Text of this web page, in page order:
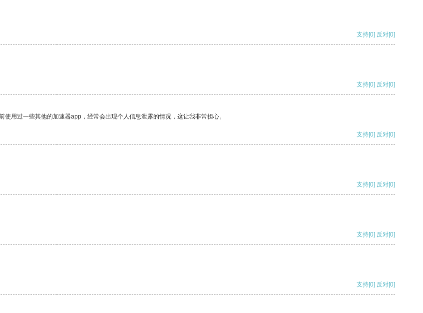
支持[0] 反对[0]
支持[0] 反对[0]
用过一些其他的加速器app，经常会出现个人信息泄露的情况，这让我非常担心。
支持[0] 反对[0]
支持[0] 反对[0]
支持[0] 反对[0]
支持[0] 反对[0]